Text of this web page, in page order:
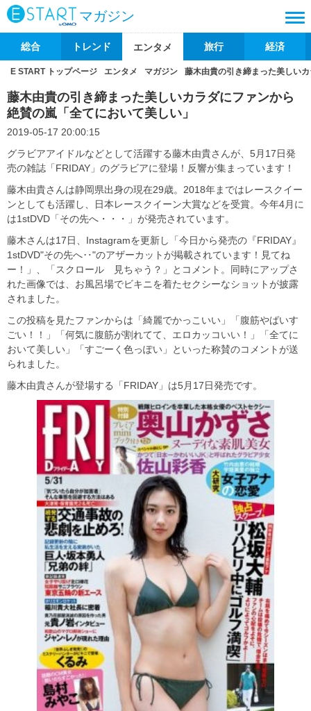
マガジン
総合 トレンド エンタメ 旅行 経済
E START トップページ エンタメ マガジン 藤木由貴の引き締まった美しい
藤木由貴の引き締まった美しいカラダにファンから
絶賛の嵐「全てにおいて美しい」
2019-05-17 20:00:15
グラビアアイドルなどとして活躍する藤木由貴さんが、5月17日発
売の雑誌「FRIDAY」のグラビアに登場！反響が集まっています！
藤木由貴さんは静岡県出身の現在29歳。2018年まではレースクイー
ンとしても活躍し、日本レースクイーン大賞などを受賞。今年4月に
は1stDVD「その先へ・・・」が発売されています。
藤木さんは17日、Instagramを更新し「今日から発売の『FRIDAY』
1stDVD"その先へ‥"のアザーカットが掲載されています！見てね
ー！」、「スクロール 見ちゃう？」とコメント。同時にアップさ
れた画像では、お風呂場でビキニを着たセクシーなショットが披露
されました。
この投稿を見たファンからは「綺麗でかっこいい」「腹筋やばいす
ごい！！」「何気に腹筋が割れてて、エロカッコいい！」「全てに
おいて美しい」「すごーく色っぽい」といった称賛のコメントが送
られました。
藤木由貴さんが登場する「FRIDAY」は5月17日発売です。